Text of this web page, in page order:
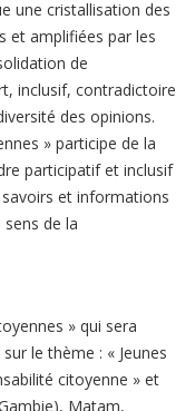
une cristallisation des
et amplifiées par les
de
inclusif, contradictoire
des opinions.
» participe de la
participatif et inclusif
et informations
de la
» qui sera
le thème : « Jeunes
citoyenne » et
Matam,